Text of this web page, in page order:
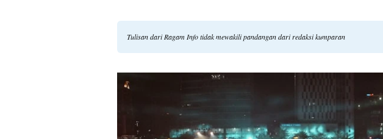
Tulisan dari Ragam Info tidak mewakili pandangan dari redaksi kumparan